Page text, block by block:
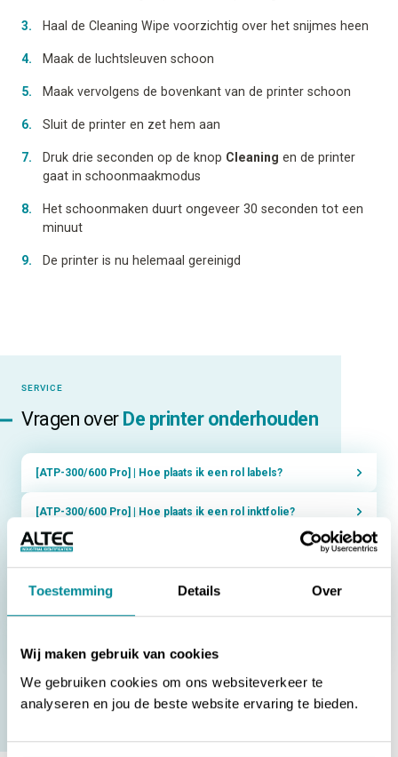
Toestemming Details Over
Wij maken gebruik van cookies
We gebruiken cookies om ons websiteverkeer te
analyseren en jou de beste website ervaring te bieden.
Haal de Cleaning Wipe voorzichtig over het snijmes heen
Maak de luchtsleuven schoon
Maak vervolgens de bovenkant van de printer schoon
Sluit de printer en zet hem aan
Druk drie seconden op de knop Cleaning en de printer
gaat in schoonmaakmodus
Het schoonmaken duurt ongeveer 30 seconden tot een
minuut
De printer is nu helemaal gereinigd
SERVICE
Vragen over De printer onderhouden
[ATP-300/600 Pro] | Hoe plaats ik een rol labels?
[ATP-300/600 Pro] | Hoe plaats ik een rol inktfolie?
[ATP-300/600 Pro] | Hoe maak ik de printer goed schoon?
[ATP-300/600 Pro] | Hoe plaats ik een omgekeerd
NAAR ALLE VRAGEN